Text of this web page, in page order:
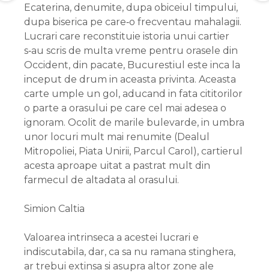
Ecaterina, denumite, dupa obiceiul timpului,
dupa biserica pe care‑o frecventau mahalagii.
Lucrari care reconstituie istoria unui cartier
s‑au scris de multa vreme pentru orasele din
Occident, din pacate, Bucurestiul este inca la
inceput de drum in aceasta privinta. Aceasta
carte umple un gol, aducand in fata cititorilor
o parte a orasului pe care cel mai adesea o
ignoram. Ocolit de marile bulevarde, in umbra
unor locuri mult mai renumite (Dealul
Mitropoliei, Piata Unirii, Parcul Carol), cartierul
acesta aproape uitat a pastrat mult din
farmecul de altadata al orasului.
Simion Caltia
Valoarea intrinseca a acestei lucrari e
indiscutabila, dar, ca sa nu ramana stinghera,
ar trebui extinsa si asupra altor zone ale